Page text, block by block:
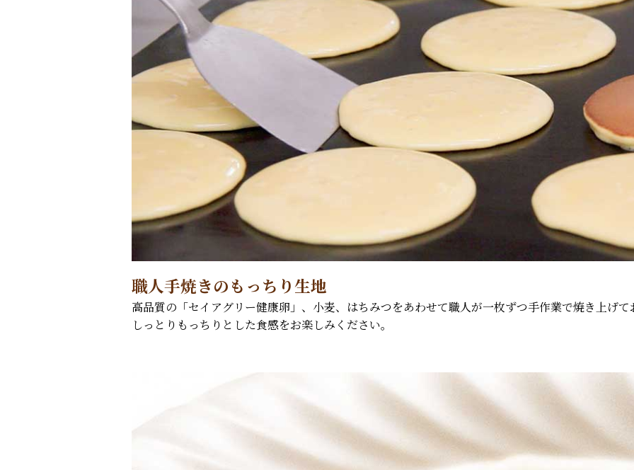
職人手焼きのもっちり生地
高品質の「セイアグリー健康卵」、小麦、はちみつをあわせて職人が一枚ずつ手作業で焼き上げて
しっとりもっちりとした食感をお楽しみください。